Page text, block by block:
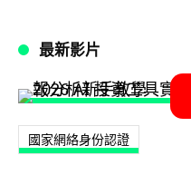
最新影片
國家網絡身份認證